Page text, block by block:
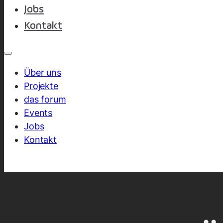
Jobs
Kontakt
Über uns
Projekte
das forum
Events
Jobs
Kontakt